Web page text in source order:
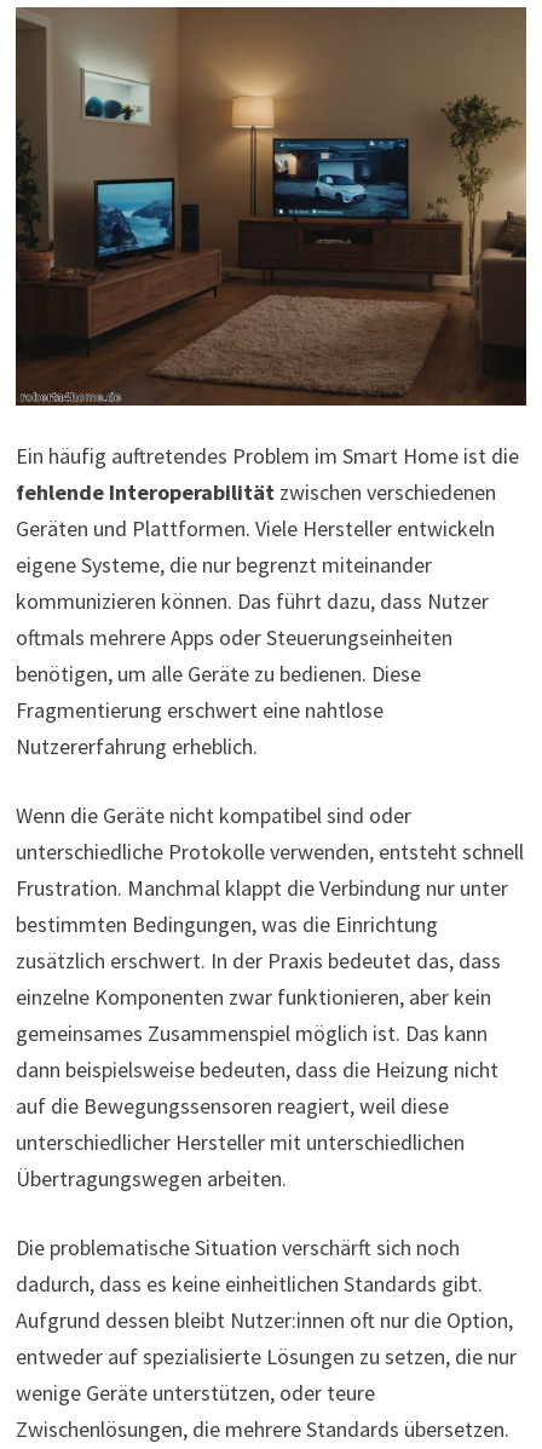
Ein häufig auftretendes Problem im Smart Home ist die
fehlende Interoperabilität zwischen verschiedenen
Geräten und Plattformen. Viele Hersteller entwickeln
eigene Systeme, die nur begrenzt miteinander
kommunizieren können. Das führt dazu, dass Nutzer
oftmals mehrere Apps oder Steuerungseinheiten
benötigen, um alle Geräte zu bedienen. Diese
Fragmentierung erschwert eine nahtlose
Nutzererfahrung erheblich.
Wenn die Geräte nicht kompatibel sind oder
unterschiedliche Protokolle verwenden, entsteht schnell
Frustration. Manchmal klappt die Verbindung nur unter
bestimmten Bedingungen, was die Einrichtung
zusätzlich erschwert. In der Praxis bedeutet das, dass
einzelne Komponenten zwar funktionieren, aber kein
gemeinsames Zusammenspiel möglich ist. Das kann
dann beispielsweise bedeuten, dass die Heizung nicht
auf die Bewegungssensoren reagiert, weil diese
unterschiedlicher Hersteller mit unterschiedlichen
Übertragungswegen arbeiten.
Die problematische Situation verschärft sich noch
dadurch, dass es keine einheitlichen Standards gibt.
Aufgrund dessen bleibt Nutzer:innen oft nur die Option,
entweder auf spezialisierte Lösungen zu setzen, die nur
wenige Geräte unterstützen, oder teure
Zwischenlösungen, die mehrere Standards übersetzen.